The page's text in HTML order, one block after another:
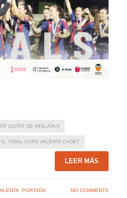
CIUTAT DE MISLATA A
FINAL COPA VALENTA CADET
LEER MÁS
PORTADA NO COMMENTS